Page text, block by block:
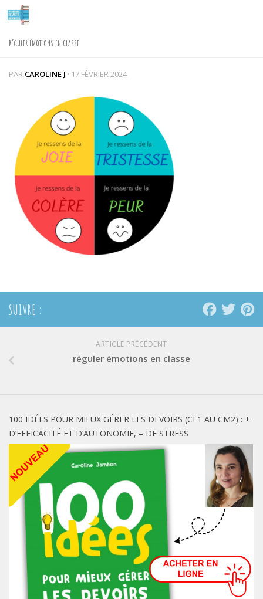
Skip to content
RÉGULER ÉMOTIONS EN CLASSE
PAR CAROLINE J · 17 FÉVRIER 2024
SUIVRE :
ARTICLE PRÉCÉDENT
réguler émotions en classe
100 IDÉES POUR MIEUX GÉRER LES DEVOIRS (CE1 AU CM2) : +
D’EFFICACITÉ ET D’AUTONOMIE, – DE STRESS